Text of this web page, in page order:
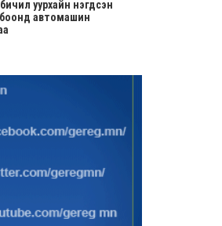
уурхайн нэгдсэн
автомашин